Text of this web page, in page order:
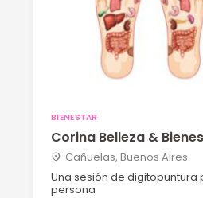
BIENESTAR
Corina Belleza &
Cañuelas, Buenos Aires
Una sesión de digitopuntura
persona